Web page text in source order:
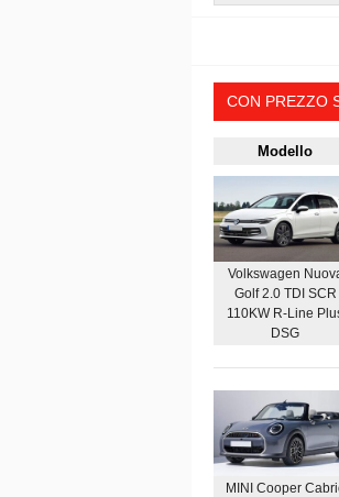
CON PREZZO
Modello
Volkswagen
Golf 2.0 TDI SCR
110KW R-Line
DSG
MINI Cooper